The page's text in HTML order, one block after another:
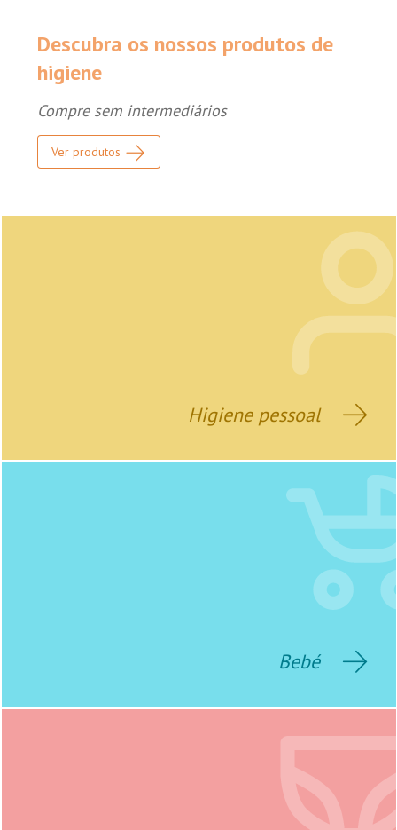
Descubra os nossos produtos de
higiene
Compre sem intermediários
Ver produtos
Higiene pessoal
Bebé